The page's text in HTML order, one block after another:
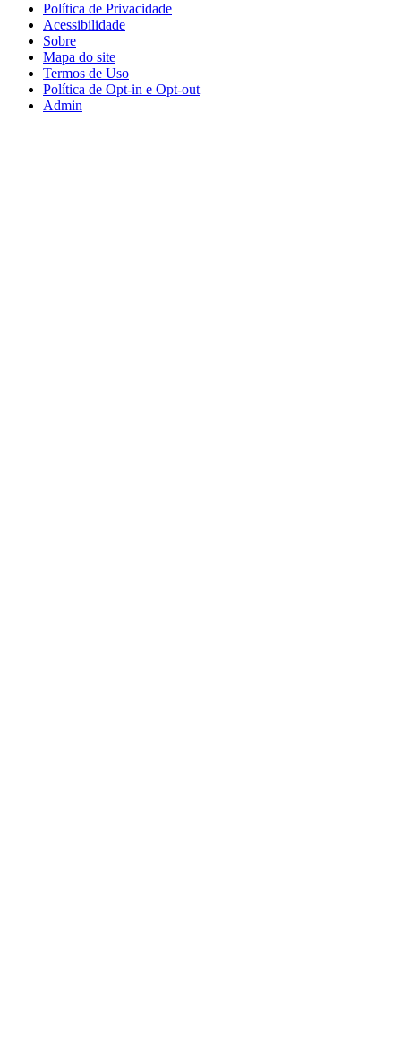
Política de Privacidade
Acessibilidade
Sobre
Mapa do site
Termos de Uso
Política de Opt-in e Opt-out
Admin